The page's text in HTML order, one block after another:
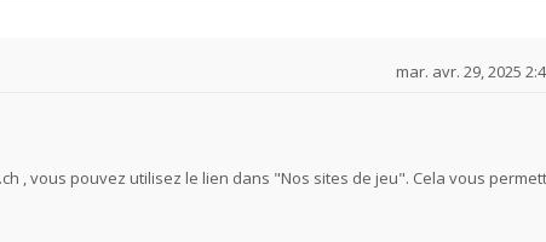
mar. avr. 29, 2025
, vous pouvez utilisez le lien dans "Nos sites de jeu". Cela vous